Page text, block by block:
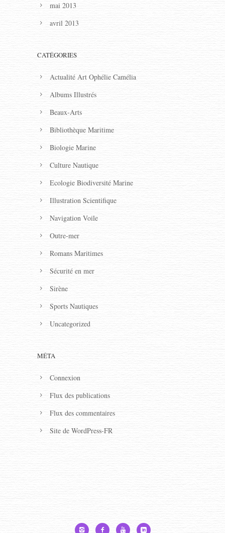
mai 2013
avril 2013
CATÉGORIES
Actualité Art Ophélie Camélia
Albums Illustrés
Beaux-Arts
Bibliothèque Maritime
Biologie Marine
Culture Nautique
Ecologie Biodiversité Marine
Illustration Scientifique
Navigation Voile
Outre-mer
Romans Maritimes
Sécurité en mer
Sirène
Sports Nautiques
Uncategorized
MÉTA
Connexion
Flux des publications
Flux des commentaires
Site de WordPress-FR